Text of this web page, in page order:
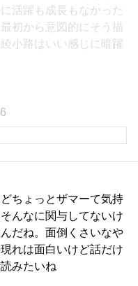
活躍も成長もなかった
初から意図的にそう描
小路はいい感じに暗躍
ちょっとザマーて気持
んなに関与してないけ
だね。面倒くさいなや
れは面白いけど話だけ
みたいね